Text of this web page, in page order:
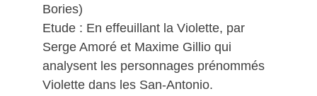
Bories)
Etude : En effeuillant la Violette, par
Serge Amoré et Maxime Gillio qui
analysent les personnages prénommés
Violette dans les San-Antonio.